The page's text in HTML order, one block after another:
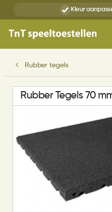
Kleur
Rubber tegels
Rubber Tegels 70